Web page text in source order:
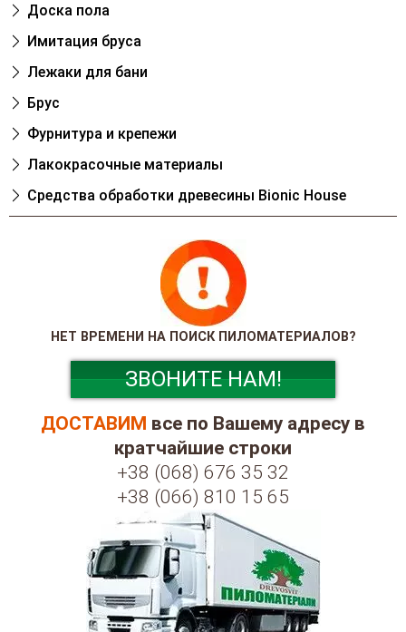
Доска пола
Имитация бруса
Лежаки для бани
Брус
Фурнитура и крепежи
Лакокрасочные материалы
Cредства обработки древесины Bionic House
НЕТ ВРЕМЕНИ НА ПОИСК ПИЛОМАТЕРИАЛОВ?
ЗВОНИТЕ НАМ!
ДОСТАВИМ все по Вашему адресу в
кратчайшие строки
+38 (068) 676 35 32
+38 (066) 810 15 65